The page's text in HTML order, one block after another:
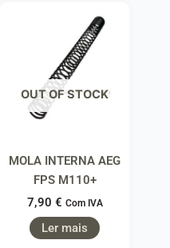
OUT OF STOCK
MOLA INTERNA AEG
FPS M110+
7,90 € Com IVA
Ler mais